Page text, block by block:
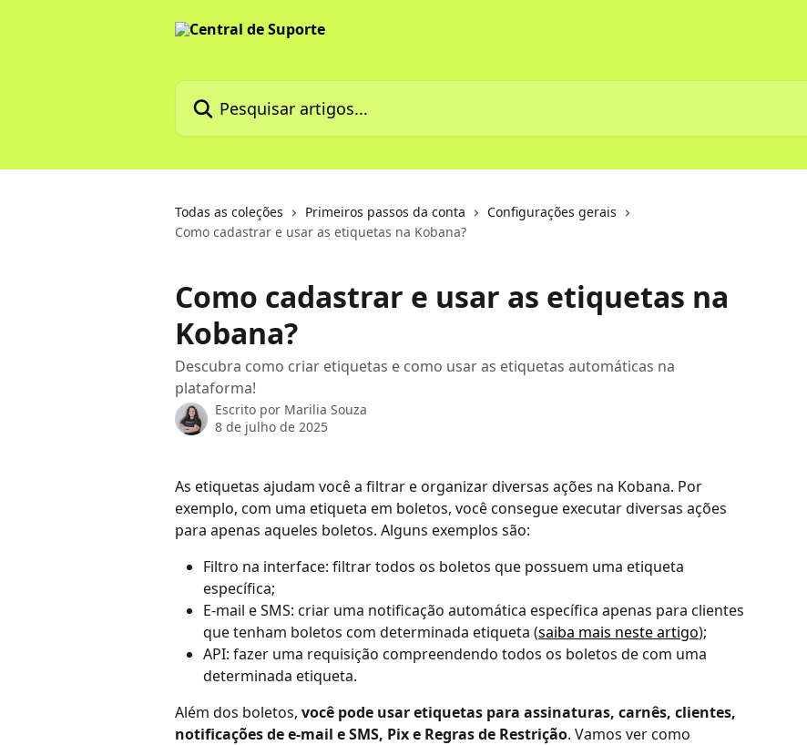
Pesquisar artigos...
Todas as coleções Primeiros passos da conta
Configurações gerais
Como cadastrar e usar as etiquetas na Kobana?
Como cadastrar e usar as etiquetas na
Kobana?
Descubra como criar etiquetas e como usar as etiquetas automáticas na
plataforma!
Escrito por Marilia Souza
8 de julho de 2025
As etiquetas ajudam você a filtrar e organizar diversas ações na Kobana. Por
exemplo, com uma etiqueta em boletos, você consegue executar diversas ações
para apenas aqueles boletos. Alguns exemplos são:
Filtro na interface: filtrar todos os boletos que possuem uma etiqueta
específica;
E-mail e SMS: criar uma notificação automática específica apenas para clientes
que tenham boletos com determinada etiqueta (saiba mais neste artigo);
API: fazer uma requisição compreendendo todos os boletos de com uma
determinada etiqueta.
Além dos boletos, você pode usar etiquetas para assinaturas, carnês, clientes,
notificações de e-mail e SMS, Pix e Regras de Restrição. Vamos ver como